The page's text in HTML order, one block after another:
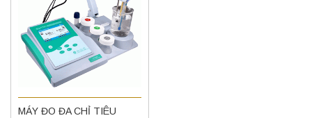
MÁY ĐO ĐA CHỈ TIÊU
Máy ly tâm tốc độ thấp để bàn YKL02A
Yonglekang – Máy ly tâm phòng thí nghiệm